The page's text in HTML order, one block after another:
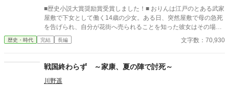
た。 多くの江戸の人々と関わり、その舌を満足させながら、剣の
腕でも人々を救う。 その慌し日々の中で、己の過去と江戸の闇に
巣食う者たちとの浅からぬ因縁に気付いていく。 店の奉公人や常
連客と共に江戸を救う、包丁人にして剣客、冬吉の物語。
■歴史小説大賞奨励賞受賞しました！■ おりんは江戸のとある武家
屋敷で下女として働く14歳の少女。ある日、突然屋敷で母の急死
を告げられ、自分が花街へ売られることを知った彼女はその場か
ら逃げだした。 母は殺されたのかもしれない――そんな絶望のど
ん底にいたおりんに声をかけたのは、奉行所で同心として働く有
で住み込みで働くことが決まる。そこで彼の兄――有島清之進と
ともに生活を始めるのだが、病弱という噂とはかけ離れた腕っぷ
しのよさに、おりんは驚きを隠せない。 そうしてともに生活しな
歴史・時代 完結 長編 文字数：70,930
戦国終わらず ～家康、夏の陣で討死～
川野遥